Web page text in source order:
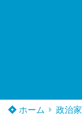
ホーム 政治家